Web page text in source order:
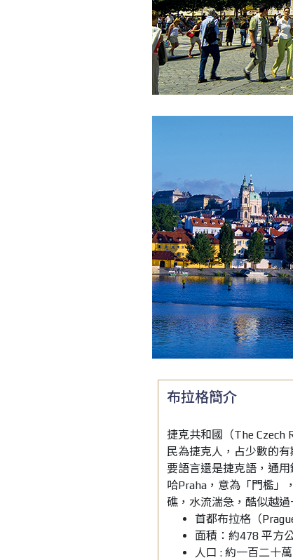
布拉格簡介
捷克共和國（The Czech
民為捷克人，占少數的有
要語言還是捷克語，通用
哈Praha，意為「門檻」，
礁，水流湍急，酷似越過
首都布拉格（
面積：約478 平方
人口 : 約一百二十